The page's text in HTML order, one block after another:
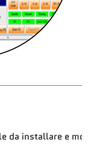
da installare e